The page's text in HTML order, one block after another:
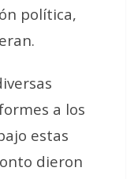
política,
a los
estas
dieron